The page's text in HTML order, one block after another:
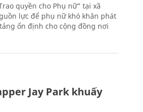
quyền cho Phụ nữ” tại xã
lực để phụ nữ khó khăn phát
ổn định cho cộng đồng nơi
Jay Park khuấy